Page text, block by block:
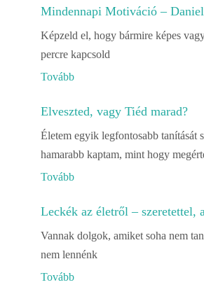
Mindennapi Motiváció –
Képzeld el, hogy bármire képes
percre kapcsold
Tovább
Elveszted, vagy Tiéd marad?
Életem egyik legfontosabb tanítását
hamarabb kaptam, mint hogy
Tovább
Leckék az életről – szeretettel,
Vannak dolgok, amiket soha nem
nem lennénk
Tovább